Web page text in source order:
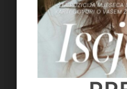
KAKO
NAUČITI
GLASU
June 22, 2026